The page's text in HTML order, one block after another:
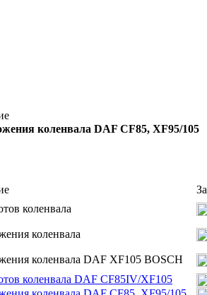
коленвала DAF CF85, XF95/105
коленвала
коленвала
коленвала DAF XF105 BOSCH
коленвала DAF CF85IV/XF105